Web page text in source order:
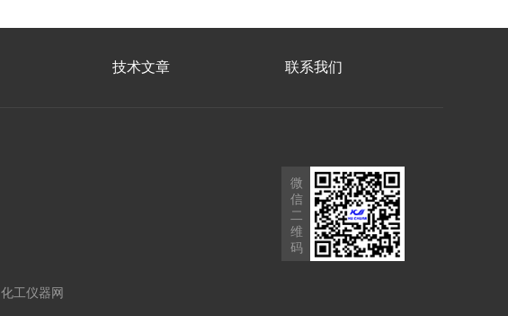
技术文章 联系我们
化工仪器网
微
信
二
维
码